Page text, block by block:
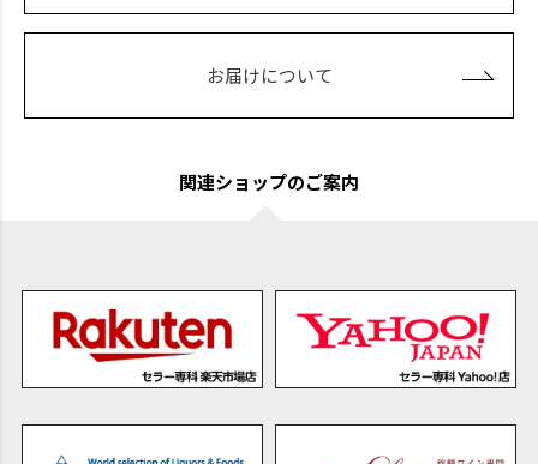
お届けについて
関連ショップのご案内